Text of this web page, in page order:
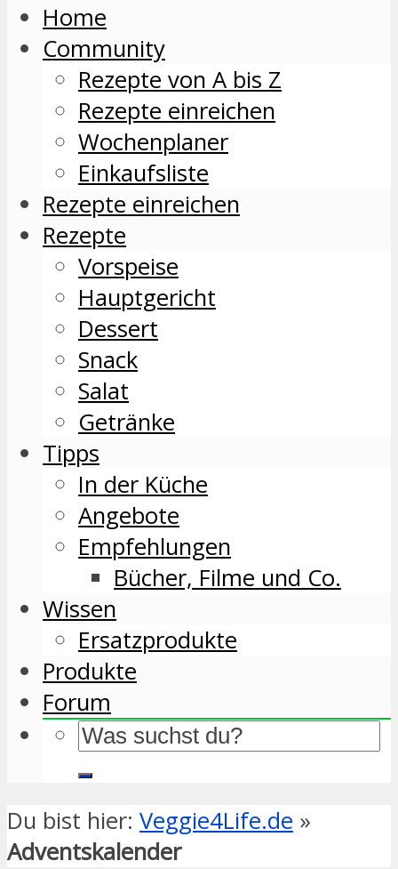
Home
Community
Rezepte von A bis Z
Rezepte einreichen
Wochenplaner
Einkaufsliste
Rezepte einreichen
Rezepte
Vorspeise
Hauptgericht
Dessert
Snack
Salat
Getränke
Tipps
In der Küche
Angebote
Empfehlungen
Bücher, Filme und Co.
Wissen
Ersatzprodukte
Produkte
Forum
Du bist hier: Veggie4Life.de »
Adventskalender